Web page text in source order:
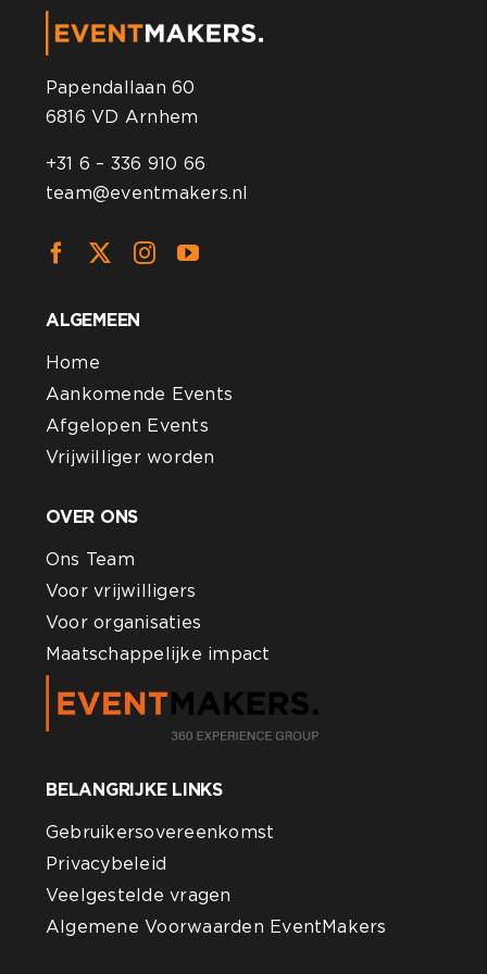
Papendallaan 60
6816 VD Arnhem
+31 6 – 336 910 66
team@eventmakers.nl
ALGEMEEN
Home
Aankomende Events
Afgelopen Events
Vrijwilliger worden
OVER ONS
Ons Team
Voor vrijwilligers
Voor organisaties
Maatschappelijke impact
BELANGRIJKE LINKS
Gebruikersovereenkomst
Privacybeleid
Veelgestelde vragen
Algemene Voorwaarden EventMakers